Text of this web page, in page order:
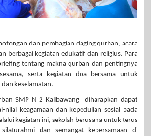
dan pembagian daging qurban, acara
berbagai kegiatan edukatif dan religius. Para
tentang makna qurban dan pentingnya
serta kegiatan doa bersama untuk
keselamatan.
SMP N 2 Kalibawang diharapkan dapat
nilai keagamaan dan kepedulian sosial pada
kegiatan ini, sekolah berusaha untuk terus
dan semangat kebersamaan di